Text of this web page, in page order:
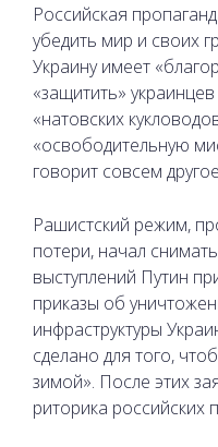
Российская
убедить мир и своих
Украину имеет
«защитить»
«натовских
«освободительную
говорит совсем
Рашистский режим,
потери, начал
выступлений Путин
приказы об
инфраструктуры
сделано для того,
зимой». После этих
риторика российских